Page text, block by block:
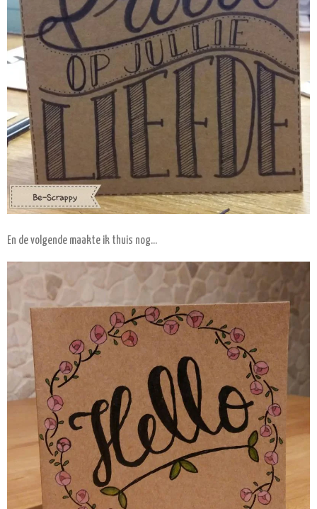
En de volgende maakte ik thuis nog...